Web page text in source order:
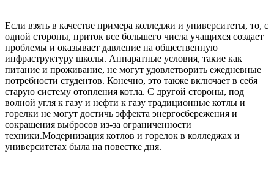
Если взять в качестве примера колледжи и университеты, то, с
одной стороны, приток все большего числа учащихся создает
проблемы и оказывает давление на общественную
инфраструктуру школы. Аппаратные условия, такие как
питание и проживание, не могут удовлетворить ежедневные
потребности студентов. Конечно, это также включает в себя
старую систему отопления котла. С другой стороны, под
волной угля к газу и нефти к газу традиционные котлы и
горелки не могут достичь эффекта энергосбережения и
сокращения выбросов из-за ограниченности
техники.Модернизация котлов и горелок в колледжах и
университетах была на повестке дня.